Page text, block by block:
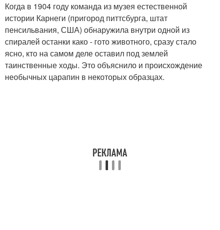
Когда в 1904 году команда из музея естественной
истории Карнеги (пригород питтсбурга, штат
пенсильвания, США) обнаружила внутри одной из
спиралей останки како - гото животного, сразу стало
ясно, кто на самом деле оставил под землей
таинственные ходы. Это объяснило и происхождение
необычных царапин в некоторых образцах.